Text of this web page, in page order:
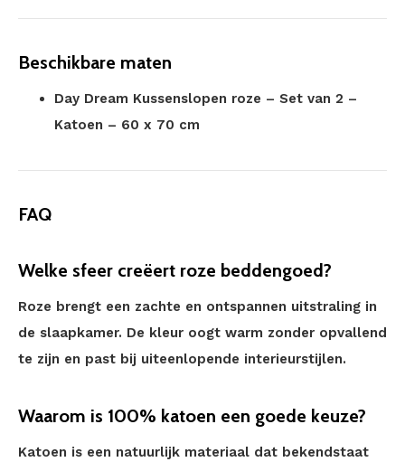
Beschikbare maten
Day Dream Kussenslopen roze – Set van 2 –
Katoen – 60 x 70 cm
FAQ
Welke sfeer creëert roze beddengoed?
Roze brengt een zachte en ontspannen uitstraling in
de slaapkamer. De kleur oogt warm zonder opvallend
te zijn en past bij uiteenlopende interieurstijlen.
Waarom is 100% katoen een goede keuze?
Katoen is een natuurlijk materiaal dat bekendstaat